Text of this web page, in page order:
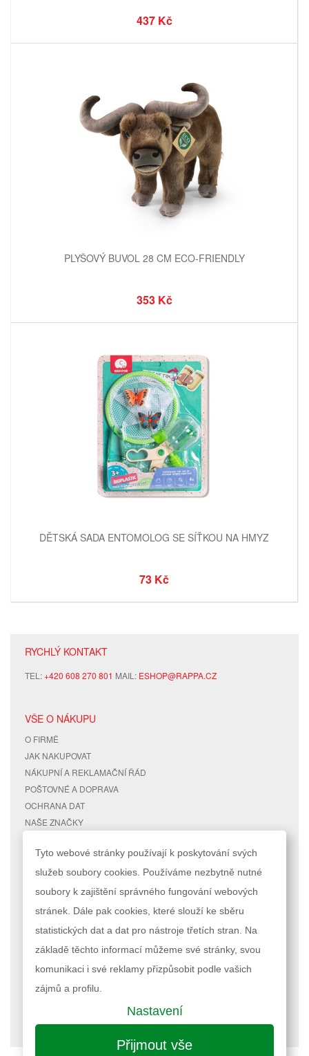
437 Kč
PLYŠOVÝ BUVOL 28 CM ECO-FRIENDLY
353 Kč
DĚTSKÁ SADA ENTOMOLOG SE SÍŤKOU NA HMYZ
73 Kč
RYCHLÝ KONTAKT
TEL:+420 608 270 801 MAIL: ESHOP@RAPPA.CZ
VŠE O NÁKUPU
O FIRMĚ
JAK NAKUPOVAT
NÁKUPNÍ A REKLAMAČNÍ ŘÁD
POŠTOVNÉ A DOPRAVA
OCHRANA DAT
NAŠE ZNAČKY
RYCHLÉ ODKAZY
MAPA STRÁNEK
VYHLEDÁVANÉ TERMÍNY
POKROČILÉ VYHLEDÁVÁNÍ
ÚČET
MŮJ ÚČET
STAV OBJEDNÁVKY
Podle zákona o evidenci tržeb je prodávající povinen vystavit kupujícímu
účtenku. Zároveň je povinen zaevidovat přijatou tržbu u správce daně
Nastavení cookies| © 2023 RAPPA.cz
Tyto webové stránky používají k poskytování svých
služeb soubory cookies. Používáme nezbytně nutné
soubory k zajištění správného fungování webových
stránek. Dále pak cookies, které slouží ke sběru
statistických dat a dat pro nástroje třetích stran. Na
základě těchto informací můžeme své stránky, svou
komunikaci i své reklamy přizpůsobit podle vašich
zájmů a profilu.
Nastavení
Přijmout vše